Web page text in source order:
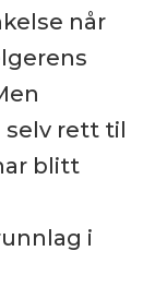
når
selv rett til
blitt
i